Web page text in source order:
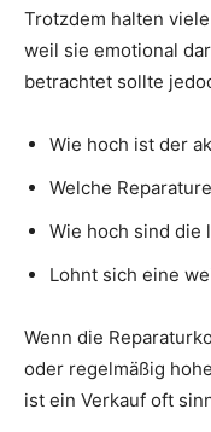
Trotzdem halten
weil sie emotional
betrachtet sollte
Wie hoch ist der
Welche
Wie hoch sind die
Lohnt sich eine
Wenn die
oder regelmäßig
ist ein Verkauf oft